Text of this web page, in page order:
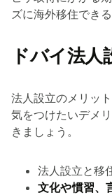
ズに海外移住でき
ドバイ法人
法人設立のメリッ
気をつけたいデメ
きましょう。
法人設立と移
文化や慣習、